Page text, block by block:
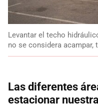
Levantar el techo
no se considera acampar,
Las diferentes
estacionar